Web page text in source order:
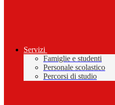
Servizi
Famiglie e studenti
Personale scolastico
Percorsi di studio